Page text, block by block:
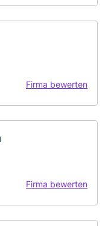
Firma bewerten
Firma bewerten